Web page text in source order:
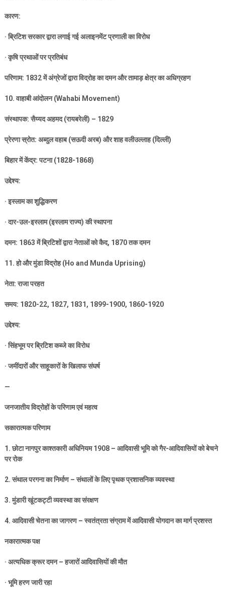
कारण:
·ब्रिटिश सरकार द्वारा लगाई गई अलाइनमेंट प्रणाली का विरोध
·कृषि प्रथाओं पर प्रतिबंध
परिणाम: 1832में अंग्रेजों द्वारा विद्रोह का दमन और तामाड़ क्षेत्र का अधिग्रहण
10.वाहाबी आंदोलन (Wahabi Movement)
संस्थापक: सैय्यद अहमद (रायबरेली) – 1829
प्रेरणा स्रोत: अब्दुल वहाब (सऊदी अरब) और शाह वलीउल्लाह (दिल्ली)
बिहार में केंद्र: पटना (1828-1868)
उद्देश्य:
·इस्लाम का शुद्धिकरण
·दार-उल-इस्लाम (इस्लाम राज्य) की स्थापना
दमन: 1863में ब्रिटिशों द्वारा नेताओं को कैद, 1870तक दमन
11.हो और मुंडा विद्रोह (Ho and Munda Uprising)
नेता: राजा परहत
समय: 1820-22, 1827, 1831, 1899-1900, 1860-1920
उद्देश्य:
·सिंहभूम पर ब्रिटिश कब्जे का विरोध
·जमींदारों और साहूकारों के खिलाफ संघर्ष
—
जनजातीय विद्रोहों के परिणाम एवं महत्व
सकारात्मक परिणाम
1.छोटा नागपुर काश्तकारी अधिनियम1908 – आदिवासी भूमि को गैर-आदिवासियों को बेचने
पर रोक
2.संथाल परगना का निर्माण – संथालों के लिए पृथक प्रशासनिक व्यवस्था
3.मुंडारी खूंटकट्टी व्यवस्था का संरक्षण
4. आदिवासी चेतना का जागरण – स्वतंत्रता संग्राम में आदिवासी योगदान का मार्ग प्रशस्त
नकारात्मक पक्ष
· अत्यधिक क्रूर दमन – हजारों आदिवासियों की मौत
· भूमि हरण जारी रहा